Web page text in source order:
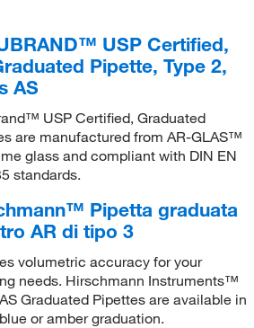
USP Certified,
Pipette, Type 2,
AS
USP Certified, Graduated
are manufactured from AR-GLAS™
glass and compliant with DIN EN
standards.
Pipetta graduata
AR di tipo 3
volumetric accuracy for your
needs. Hirschmann Instruments™
Graduated Pipettes are available in
or amber graduation.